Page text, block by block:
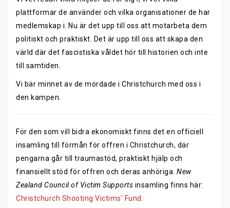
plattformar de använder och vilka organisationer de har
medlemskap i. Nu är det upp till oss att motarbeta dem
politiskt och praktiskt. Det är upp till oss att skapa den
värld där det fascistiska våldet hör till historien och inte
till samtiden.
Vi bär minnet av de mördade i Christchurch med oss i
den kampen.
För den som vill bidra ekonomiskt finns det en officiell
insamling till förmån för offren i Christchurch, där
pengarna går till traumastöd, praktiskt hjälp och
finansiellt stöd för offren och deras anhöriga. New
Zealand Council of Victim Supports insamling finns här:
Christchurch Shooting Victims’ Fund.